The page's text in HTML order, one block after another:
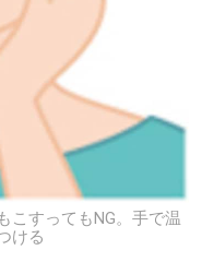
こすってもNG。手で温
ける